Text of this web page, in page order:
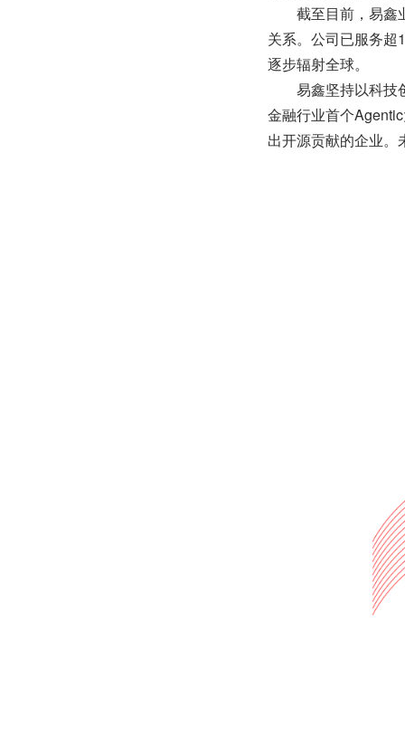
截至目前，易鑫
关系。公司已服务超
逐步辐射全球。
易鑫坚持以科技
金融行业首个
出开源贡献的企业。